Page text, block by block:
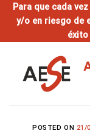
SaltarPara que cada
y/o en riesgo de
éxito
POSTED ON 21/